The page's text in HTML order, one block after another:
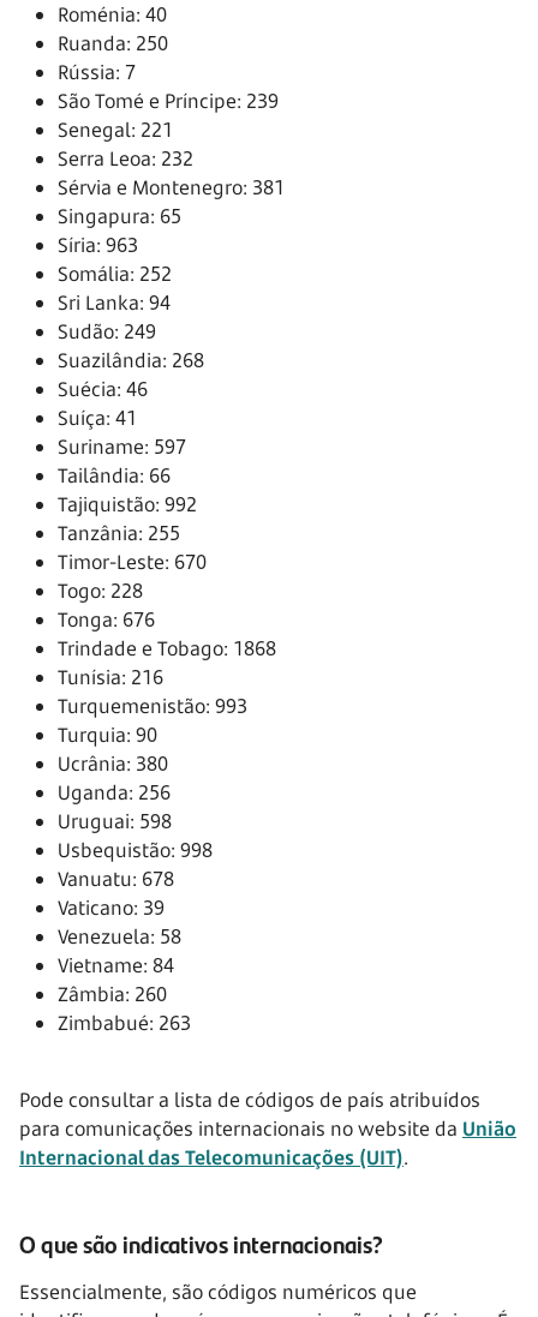
Roménia: 40
Ruanda: 250
Rússia: 7
São Tomé e Príncipe: 239
Senegal: 221
Serra Leoa: 232
Sérvia e Montenegro: 381
Singapura: 65
Síria: 963
Somália: 252
Sri Lanka: 94
Sudão: 249
Suazilândia: 268
Suécia: 46
Suíça: 41
Suriname: 597
Tailândia: 66
Tajiquistão: 992
Tanzânia: 255
Timor-Leste: 670
Togo: 228
Tonga: 676
Trindade e Tobago: 1868
Tunísia: 216
Turquemenistão: 993
Turquia: 90
Ucrânia: 380
Uganda: 256
Uruguai: 598
Usbequistão: 998
Vanuatu: 678
Vaticano: 39
Venezuela: 58
Vietname: 84
Zâmbia: 260
Zimbabué: 263
Pode consultar a lista de códigos de país atribuídos
para comunicações internacionais no website da União
Internacional das Telecomunicações (UIT).
O que são indicativos internacionais?
Essencialmente, são códigos numéricos que